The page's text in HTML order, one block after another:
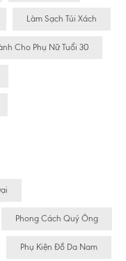
Làm Sạch Túi Xách
Cho Phụ Nữ Tuổi 30
Phong Cách Quý Ông
Phụ Kiện Đồ Da Nam